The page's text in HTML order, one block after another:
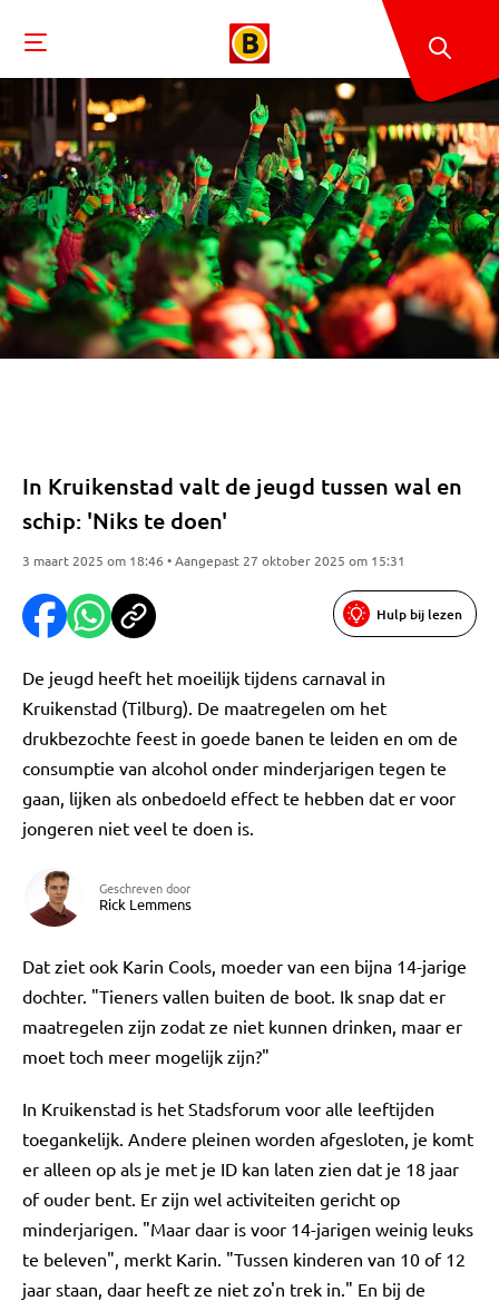
In Kruikenstad valt de jeugd tussen wal en
schip: 'Niks te doen'
3 maart 2025 om 18:46 • Aangepast 27 oktober 2025 om 15:31
Hulp bij lezen
De jeugd heeft het moeilijk tijdens carnaval in
Kruikenstad (Tilburg). De maatregelen om het
drukbezochte feest in goede banen te leiden en om de
consumptie van alcohol onder minderjarigen tegen te
gaan, lijken als onbedoeld effect te hebben dat er voor
jongeren niet veel te doen is.
Geschreven door
Rick Lemmens
Dat ziet ook Karin Cools, moeder van een bijna 14-jarige
dochter. "Tieners vallen buiten de boot. Ik snap dat er
maatregelen zijn zodat ze niet kunnen drinken, maar er
moet toch meer mogelijk zijn?"
In Kruikenstad is het Stadsforum voor alle leeftijden
toegankelijk. Andere pleinen worden afgesloten, je komt
er alleen op als je met je ID kan laten zien dat je 18 jaar
of ouder bent. Er zijn wel activiteiten gericht op
minderjarigen. "Maar daar is voor 14-jarigen weinig leuks
te beleven", merkt Karin. "Tussen kinderen van 10 of 12
jaar staan, daar heeft ze niet zo'n trek in." En bij de